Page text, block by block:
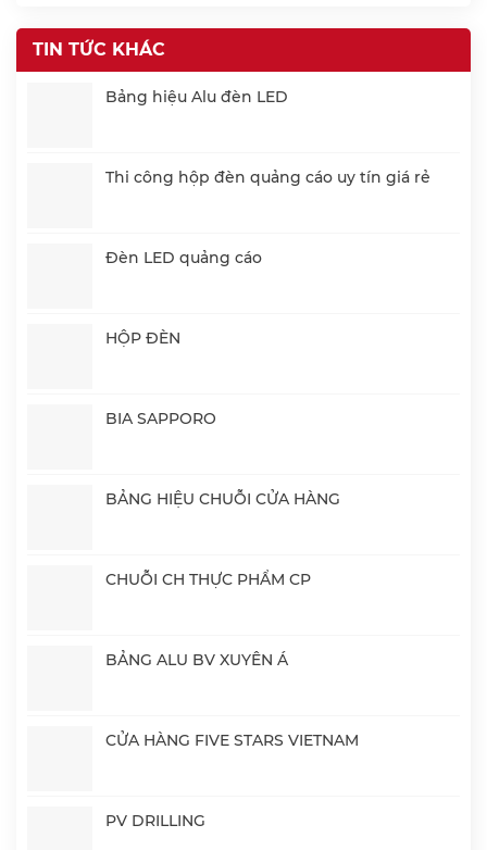
TIN TỨC KHÁC
Bảng hiệu Alu đèn LED
Thi công hộp đèn quảng cáo uy tín giá rẻ
Đèn LED quảng cáo
HỘP ĐÈN
BIA SAPPORO
BẢNG HIỆU CHUỖI CỬA HÀNG
CHUỖI CH THỰC PHẨM CP
BẢNG ALU BV XUYÊN Á
CỬA HÀNG FIVE STARS VIETNAM
PV DRILLING